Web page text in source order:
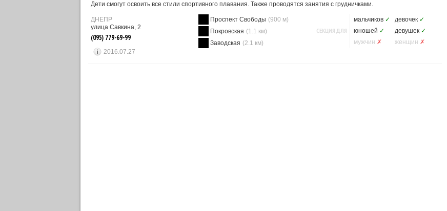
Дети смогут освоить все стили спортивного плавания. Также проводятся занятия с грудничками.
ДНЕПР
улица Савкина, 2
(095) 779-69-99
Проспект Свободы (900 м)
Покровская (1.1 км)
Заводская (2.1 км)
СЕКЦИЯ ДЛЯ
мальчиков ✓ девочек ✓
юношей ✓ девушек ✓
мужчин ✗ женщин ✗
2016.07.27